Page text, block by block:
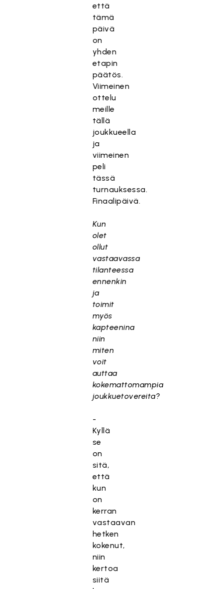
että
tämä
päivä
on
yhden
etapin
päätös.
Viimeinen
ottelu
meille
tällä
joukkueella
ja
viimeinen
peli
tässä
turnauksessa.
Finaalipäivä.
Kun
olet
ollut
vastaavassa
tilanteessa
ennenkin
ja
toimit
myös
kapteenina
niin
miten
voit
auttaa
kokemattomampia
joukkuetovereita?
-
Kyllä
se
on
sitä,
että
kun
on
kerran
vastaavan
hetken
kokenut,
niin
kertoa
siitä